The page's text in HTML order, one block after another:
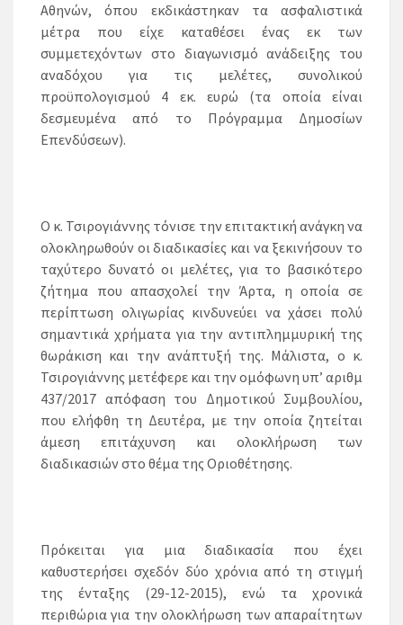
Αθηνών, όπου εκδικάστηκαν τα ασφαλιστικά
μέτρα που είχε καταθέσει ένας εκ των
συμμετεχόντων στο διαγωνισμό ανάδειξης του
αναδόχου για τις μελέτες, συνολικού
προϋπολογισμού 4 εκ. ευρώ (τα οποία είναι
δεσμευμένα από το Πρόγραμμα Δημοσίων
Επενδύσεων).
Ο κ. Τσιρογιάννης τόνισε την επιτακτική ανάγκη να
ολοκληρωθούν οι διαδικασίες και να ξεκινήσουν το
ταχύτερο δυνατό οι μελέτες, για το βασικότερο
ζήτημα που απασχολεί την Άρτα, η οποία σε
περίπτωση ολιγωρίας κινδυνεύει να χάσει πολύ
σημαντικά χρήματα για την αντιπλημμυρική της
θωράκιση και την ανάπτυξή της. Μάλιστα, ο κ.
Τσιρογιάννης μετέφερε και την ομόφωνη υπ’ αριθμ
437/2017 απόφαση του Δημοτικού Συμβουλίου,
που ελήφθη τη Δευτέρα, με την οποία ζητείται
άμεση επιτάχυνση και ολοκλήρωση των
διαδικασιών στο θέμα της Οριοθέτησης.
Πρόκειται για μια διαδικασία που έχει
καθυστερήσει σχεδόν δύο χρόνια από τη στιγμή
της ένταξης (29-12-2015), ενώ τα χρονικά
περιθώρια για την ολοκλήρωση των απαραίτητων